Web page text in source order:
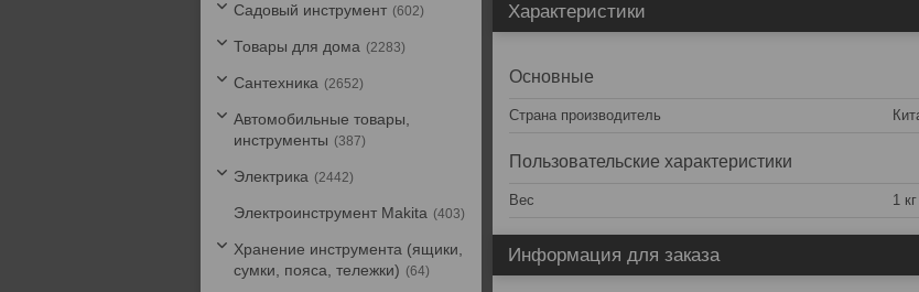
Характеристики
Основные
Страна производитель
Пользовательские характеристики
Вес 1 кг
Информация для заказа
Садовый инструмент 602
Товары для дома 2283
Сантехника 2652
Автомобильные товары,
инструменты
387
Электрика 2442
Электроинструмент Makita 403
Хранение инструмента (ящики,
сумки, пояса, тележки)
64